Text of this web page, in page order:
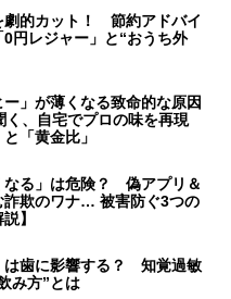
劇的カット！ 節約アドバイ
円レジャー」と“おうち外
ー」が薄くなる致命的な原因
、自宅でプロの味を再現
「黄金比」
なる」は危険？ 偽アプリ＆
詐欺のワナ… 被害防ぐ3つの
】
は歯に影響する？ 知覚過敏
み方”とは